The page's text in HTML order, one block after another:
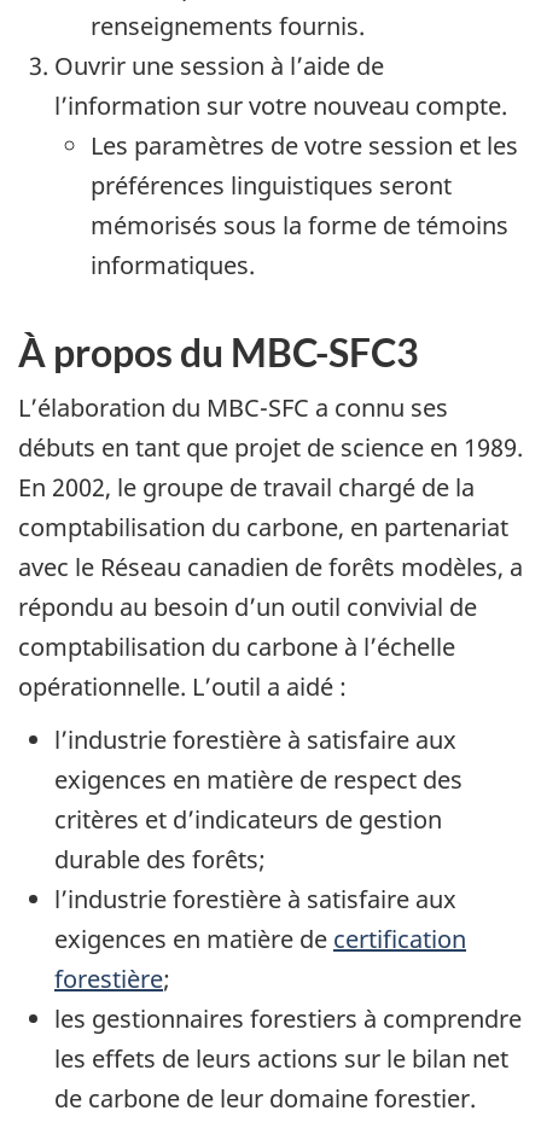
renseignements fournis.
Ouvrir une session à l’aide de
l’information sur votre nouveau compte.
Les paramètres de votre session et les
préférences linguistiques seront
mémorisés sous la forme de témoins
informatiques.
À propos du MBC-SFC3
L’élaboration du MBC-SFC a connu ses
débuts en tant que projet de science en 1989.
En 2002, le groupe de travail chargé de la
comptabilisation du carbone, en partenariat
avec le Réseau canadien de forêts modèles, a
répondu au besoin d’un outil convivial de
comptabilisation du carbone à l’échelle
opérationnelle. L’outil a aidé :
l’industrie forestière à satisfaire aux
exigences en matière de respect des
critères et d’indicateurs de gestion
durable des forêts;
l’industrie forestière à satisfaire aux
exigences en matière de certification
forestière;
les gestionnaires forestiers à comprendre
les effets de leurs actions sur le bilan net
de carbone de leur domaine forestier.